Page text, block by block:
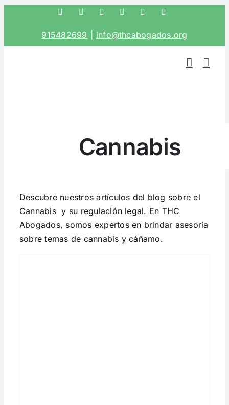
contenido
FacebookTwitter InstagramLinkedInCorreo
915482699 info@thcabogados.org
Cannabis
Descubre nuestros artículos del blog sobre el
Cannabis y su regulación legal. En THC
Abogados, somos expertos en brindar asesoría
sobre temas de cannabis y cáñamo.